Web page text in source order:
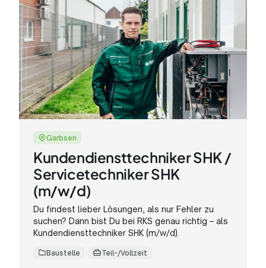
Garbsen
Kundendiensttechniker SHK /
Servicetechniker SHK
(m/w/d)
Du findest lieber Lösungen, als nur Fehler zu
suchen? Dann bist Du bei RKS genau richtig – als
Kundendiensttechniker SHK (m/w/d).
Baustelle Teil-/Vollzeit